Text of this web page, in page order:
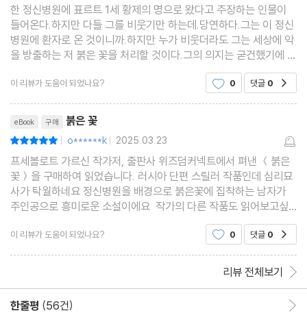
한 정신병원에 표르트 1세 황제의 명으로 왔다고 주장하는 인물이
들어온다.하지만 다들 그를 비웃기만 하는데.당연하다.그는 이 정신
병원에 환자로 온 것이니까.하지만 누가 비웃더라도 그는 세상에 악
을 방출하는 저 붉은 꽃을 처리할 것이다.그의 의지는 굳건했기에 당
연하게도 그리고 감사하게도 그는 임무를 완수하게 된다.
이 리뷰가 도움이 되었나요? 0 댓글 0
eBook 구매 붉은 꽃
| o******k | 2025.03.23
프세볼로트 가르신 작가저, 출판사 위즈덤커넥트에서 펴낸 ＜붉은
꽃＞을 구매하여 읽었습니다. 러시아 단편 스릴러 작품인데 심리묘
사가 탁월하네요 정신병원을 배경으로 붉은꽃에 집착하는 남자가
주인공으로 흥미로운 소설이에요 작가의 다른 작품도 읽어보고싶
이 리뷰가 도움이 되었나요? 0 댓글 0
리뷰 전체보기
한줄평 (56건)